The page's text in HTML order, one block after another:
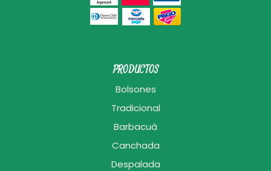
PRODUCTOS
Bolsones
Tradicional
Barbacuá
Canchada
Despalada